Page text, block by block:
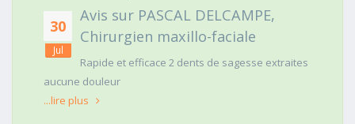
30
Jul
Avis sur PASCAL DELCAMPE,
Chirurgien maxillo-faciale
Rapide et efficace 2 dents de sagesse extraites
aucune douleur
...lire plus